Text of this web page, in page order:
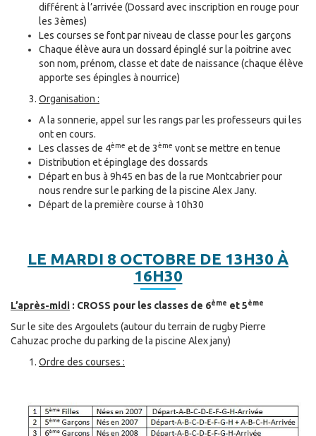
différent à l’arrivée (Dossard avec inscription en rouge pour
les 3èmes)
Les courses se font par niveau de classe pour les garçons
Chaque élève aura un dossard épinglé sur la poitrine avec
son nom, prénom, classe et date de naissance (chaque élève
apporte ses épingles à nourrice)
Organisation :
A la sonnerie, appel sur les rangs par les professeurs qui les
ont en cours.
Les classes de 4ème et de 3ème vont se mettre en tenue
Distribution et épinglage des dossards
Départ en bus à 9h45 en bas de la rue Montcabrier pour
nous rendre sur le parking de la piscine Alex Jany.
Départ de la première course à 10h30
LE MARDI 8 OCTOBRE DE 13H30 À
16H30
L’après-midi : CROSS pour les classes de 6ème et 5ème
Sur le site des Argoulets (autour du terrain de rugby Pierre
Cahuzac proche du parking de la piscine Alex jany)
Ordre des courses :